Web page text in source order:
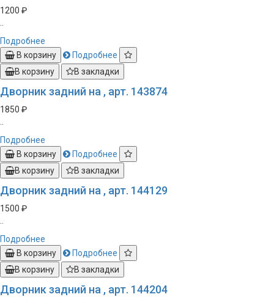
1200 ₽
..
Подробнее
В корзину
Подробнее
В корзину
В закладки
Дворник задний на , арт. 143874
1850 ₽
..
Подробнее
В корзину
Подробнее
В корзину
В закладки
Дворник задний на , арт. 144129
1500 ₽
..
Подробнее
В корзину
Подробнее
В корзину
В закладки
Дворник задний на , арт. 144204